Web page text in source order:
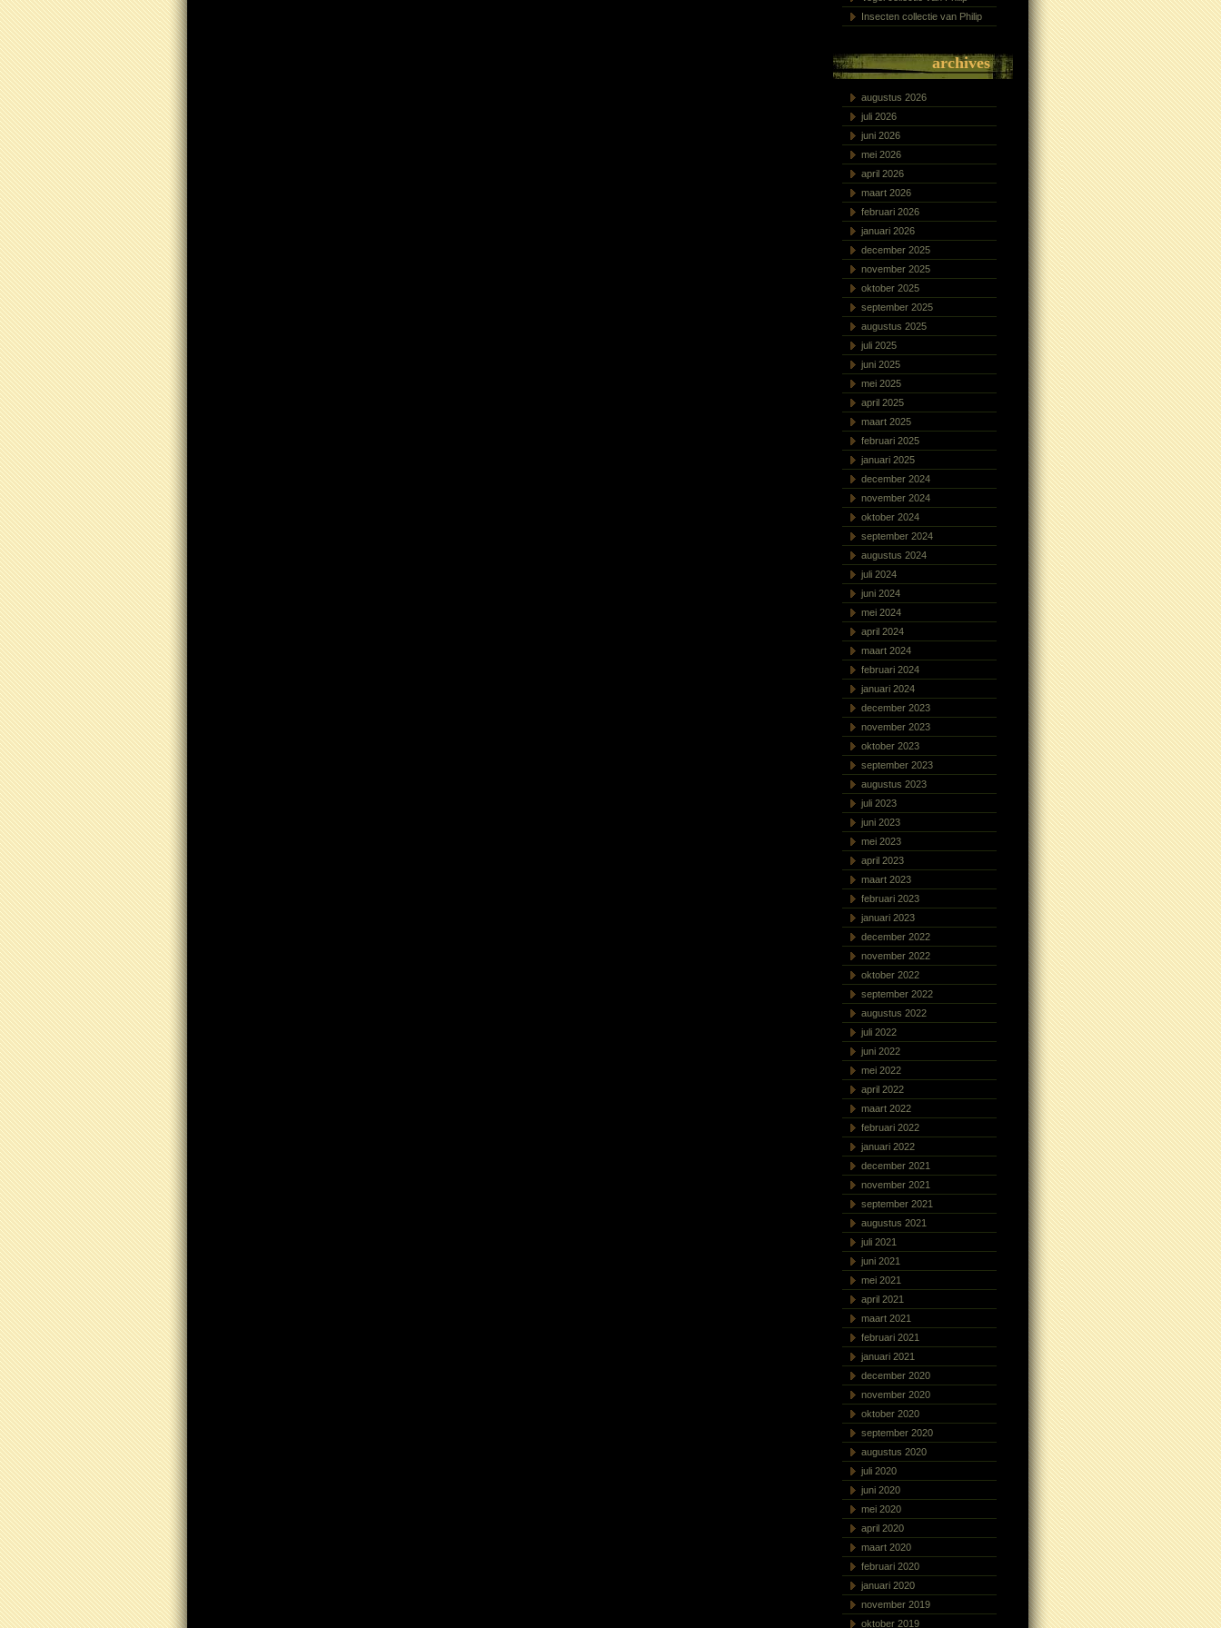
Insecten collectie van Philip
archives
augustus 2026
juli 2026
juni 2026
mei 2026
april 2026
maart 2026
februari 2026
januari 2026
december 2025
november 2025
oktober 2025
september 2025
augustus 2025
juli 2025
juni 2025
mei 2025
april 2025
maart 2025
februari 2025
januari 2025
december 2024
november 2024
oktober 2024
september 2024
augustus 2024
juli 2024
juni 2024
mei 2024
april 2024
maart 2024
februari 2024
januari 2024
december 2023
november 2023
oktober 2023
september 2023
augustus 2023
juli 2023
juni 2023
mei 2023
april 2023
maart 2023
februari 2023
januari 2023
december 2022
november 2022
oktober 2022
september 2022
augustus 2022
juli 2022
juni 2022
mei 2022
april 2022
maart 2022
februari 2022
januari 2022
december 2021
november 2021
september 2021
augustus 2021
juli 2021
juni 2021
mei 2021
april 2021
maart 2021
februari 2021
januari 2021
december 2020
november 2020
oktober 2020
september 2020
augustus 2020
juli 2020
juni 2020
mei 2020
april 2020
maart 2020
februari 2020
januari 2020
november 2019
oktober 2019